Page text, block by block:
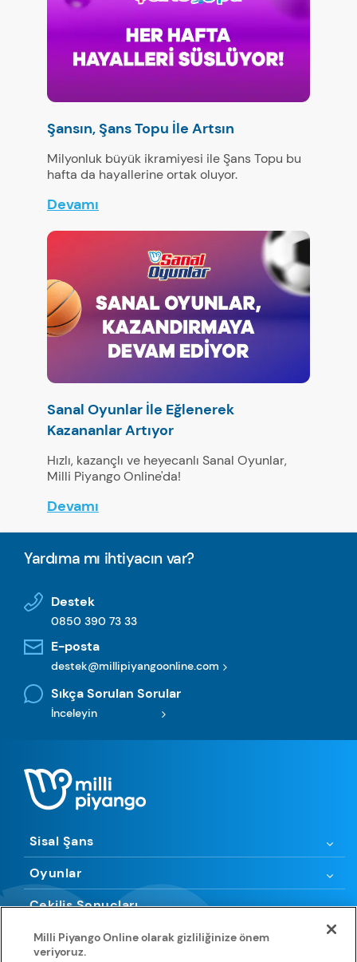
Şansın, Şans Topu İle Artsın
Milyonluk büyük ikramiyesi ile Şans Topu bu
hafta da hayallerine ortak oluyor.
Devamı
Sanal Oyunlar İle Eğlenerek
Kazananlar Artıyor
Hızlı, kazançlı ve heyecanlı Sanal Oyunlar,
Milli Piyango Online'da!
Devamı
Yardıma mı ihtiyacın var?
Destek
0850 390 73 33
E-posta
destek@millipiyangoonline.com
Sıkça Sorulan Sorular
İnceleyin
Sisal Şans
Oyunlar
Çekiliş Sonuçları
Kurallar
Milli Piyango Online olarak gizliliğinize önem
veriyoruz.